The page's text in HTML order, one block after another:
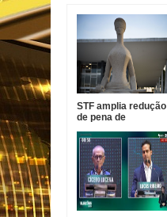
STF amplia redução
de pena de
janeiro